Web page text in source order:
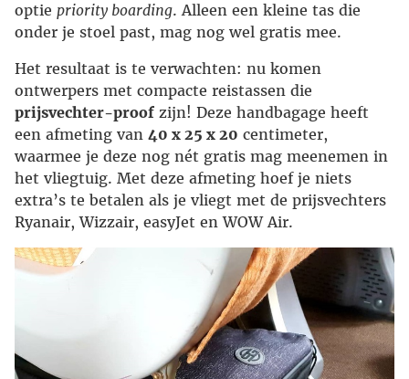
optie priority boarding. Alleen een kleine tas die
onder je stoel past, mag nog wel gratis mee.
Het resultaat is te verwachten: nu komen
ontwerpers met compacte reistassen die
prijsvechter-proof zijn! Deze handbagage heeft
een afmeting van 40 x 25 x 20 centimeter,
waarmee je deze nog nét gratis mag meenemen in
het vliegtuig. Met deze afmeting hoef je niets
extra’s te betalen als je vliegt met de prijsvechters
Ryanair, Wizzair, easyJet en WOW Air.